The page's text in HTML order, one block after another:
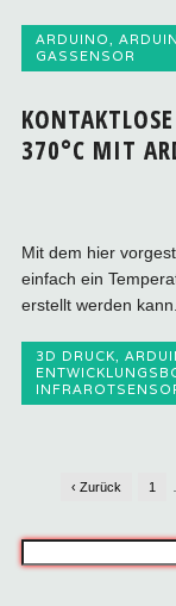
ARDUINO,
GASSENSOR
370°C MIT
Mit dem hier
einfach ein
erstellt werden
3D DRUCK ,
‹ Zurück 1